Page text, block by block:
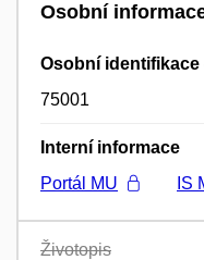
Osobní
Osobní
75001
Interní informace
Portál MU
IS
Životopis